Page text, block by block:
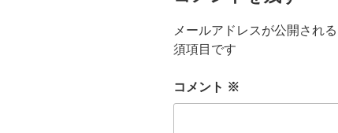
メールアドレスが公開され
須項目です
コメント ※